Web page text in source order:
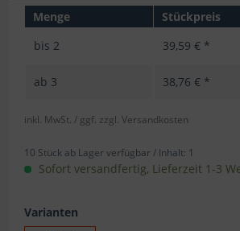
Menge
Stückpreis
bis 2 39,59 € *
ab 3 38,76 € *
inkl. MwSt. / ggf. zzgl. Versandkosten
10 Stück ab Lager verfügbar / Inhalt: 1
Sofort versandfertig, Lieferzeit 1-3
Varianten